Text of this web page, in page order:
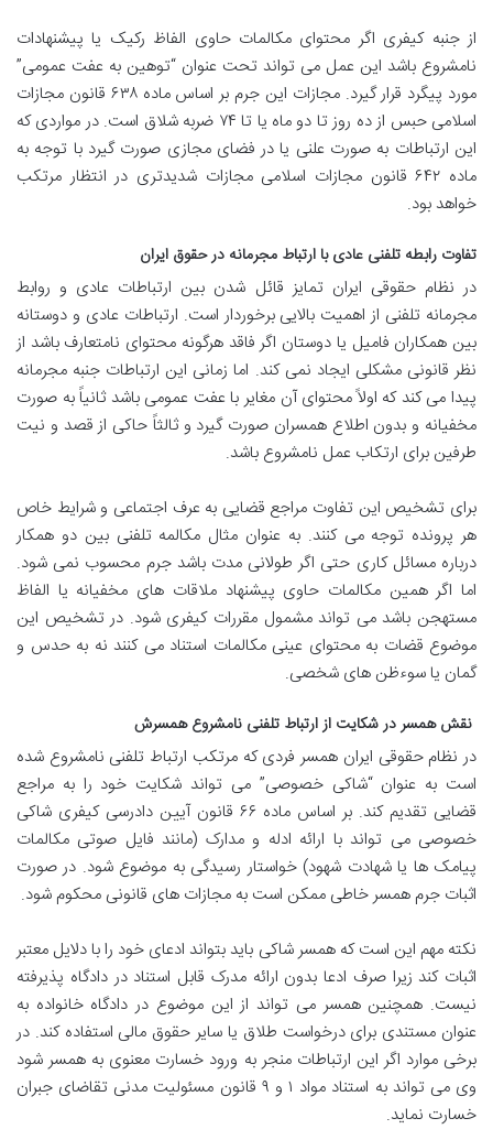
از جنبه کیفری اگر محتوای مکالمات حاوی الفاظ رکیک یا پیشنهادات
نامشروع باشد این عمل می تواند تحت عنوان “توهین به عفت عمومی”
مورد پیگرد قرار گیرد. مجازات این جرم بر اساس ماده ۶۳۸ قانون مجازات
اسلامی حبس از ده روز تا دو ماه یا تا ۷۴ ضربه شلاق است. در مواردی که
این ارتباطات به صورت علنی یا در فضای مجازی صورت گیرد با توجه به
ماده ۶۴۲ قانون مجازات اسلامی مجازات شدیدتری در انتظار مرتکب
خواهد بود.
تفاوت رابطه تلفنی عادی با ارتباط مجرمانه در حقوق ایران
در نظام حقوقی ایران تمایز قائل شدن بین ارتباطات عادی و روابط
مجرمانه تلفنی از اهمیت بالایی برخوردار است. ارتباطات عادی و دوستانه
بین همکاران فامیل یا دوستان اگر فاقد هرگونه محتوای نامتعارف باشد از
نظر قانونی مشکلی ایجاد نمی کند. اما زمانی این ارتباطات جنبه مجرمانه
پیدا می کند که اولاً محتوای آن مغایر با عفت عمومی باشد ثانیاً به صورت
مخفیانه و بدون اطلاع همسران صورت گیرد و ثالثاً حاکی از قصد و نیت
طرفین برای ارتکاب عمل نامشروع باشد.
برای تشخیص این تفاوت مراجع قضایی به عرف اجتماعی و شرایط خاص
هر پرونده توجه می کنند. به عنوان مثال مکالمه تلفنی بین دو همکار
درباره مسائل کاری حتی اگر طولانی مدت باشد جرم محسوب نمی شود.
اما اگر همین مکالمات حاوی پیشنهاد ملاقات های مخفیانه یا الفاظ
مستهجن باشد می تواند مشمول مقررات کیفری شود. در تشخیص این
موضوع قضات به محتوای عینی مکالمات استناد می کنند نه به حدس و
گمان یا سوءظن های شخصی.
نقش همسر در شکایت از ارتباط تلفنی نامشروع همسرش
در نظام حقوقی ایران همسر فردی که مرتکب ارتباط تلفنی نامشروع شده
است به عنوان “شاکی خصوصی” می تواند شکایت خود را به مراجع
قضایی تقدیم کند. بر اساس ماده ۶۶ قانون آیین دادرسی کیفری شاکی
خصوصی می تواند با ارائه ادله و مدارک (مانند فایل صوتی مکالمات
پیامک ها یا شهادت شهود) خواستار رسیدگی به موضوع شود. در صورت
اثبات جرم همسر خاطی ممکن است به مجازات های قانونی محکوم شود.
نکته مهم این است که همسر شاکی باید بتواند ادعای خود را با دلایل معتبر
اثبات کند زیرا صرف ادعا بدون ارائه مدرک قابل استناد در دادگاه پذیرفته
نیست. همچنین همسر می تواند از این موضوع در دادگاه خانواده به
عنوان مستندی برای درخواست طلاق یا سایر حقوق مالی استفاده کند. در
برخی موارد اگر این ارتباطات منجر به ورود خسارت معنوی به همسر شود
وی می تواند به استناد مواد ۱ و ۹ قانون مسئولیت مدنی تقاضای جبران
خسارت نماید.